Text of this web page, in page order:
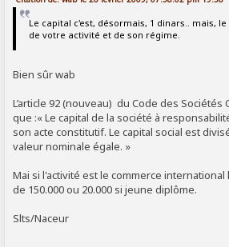
Le capital c'est, désormais, 1 dinars.. mais,
de votre activité et de son régime.
Bien sûr wab
L’article 92 (nouveau) du Code des Sociétés
que :« Le capital de la société à
son acte constitutif. Le capital social est
valeur nominale égale. »
Mai si l'activité est le commerce
de 150.000 ou 20.000 si jeune diplôme.
Slts/Naceur